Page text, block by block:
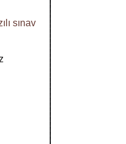
sınav